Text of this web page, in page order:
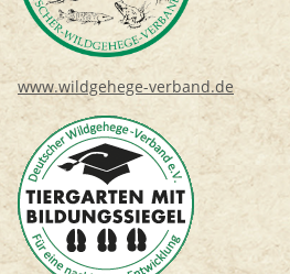
www.wildgehege-verband.de